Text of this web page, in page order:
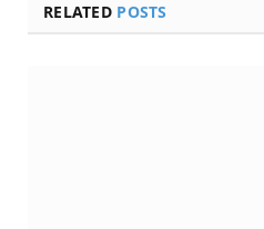
RELATED POSTS